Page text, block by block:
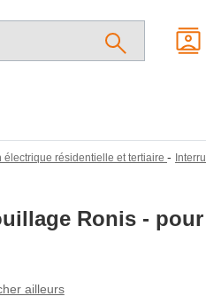
résidentielle et tertiaire -
Ronis - pour
ailleurs